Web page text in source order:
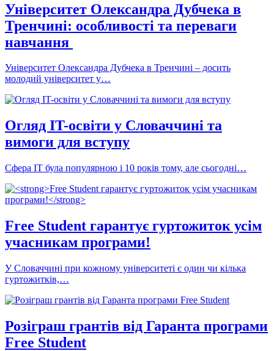
Університет Олександра Дубчека в
Тренчині: особливості та переваги
навчання
Університет Олександра Дубчека в Тренчині – досить
молодий університет у…
Огляд IT-освіти у Словаччині та
вимоги для вступу
Сфера IT була популярною і 10 років тому, але сьогодні…
Free Student гарантує гуртожиток усім
учасникам програми!
У Словаччині при кожному університеті є один чи кілька
гуртожитків,…
Розіграш грантів від Гаранта програми
Free Student